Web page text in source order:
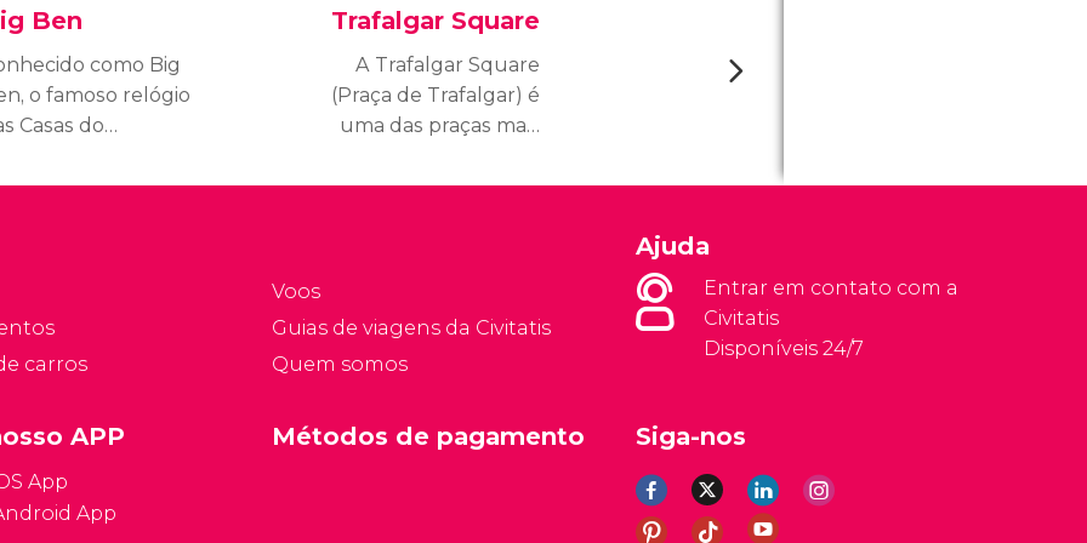
Ben
como Big
o famoso relógio
Casas do
das imagens mais
Trafalgar Square
A Trafalgar Square
(Praça de Trafalgar) é
uma das praças mais
do centro de Londres.
carros
Voos
Guias de viagens da Civitatis
Quem somos
Ajuda
Entrar em contato com a
Civitatis
Disponíveis 24/7
Siga-nos
APP
App
App
Métodos de pagamento